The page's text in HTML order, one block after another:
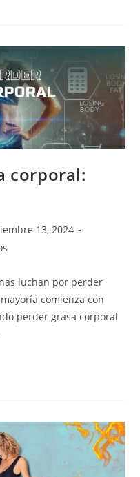
corporal:
13, 2024
luchan por perder
comienza con
perder grasa corporal